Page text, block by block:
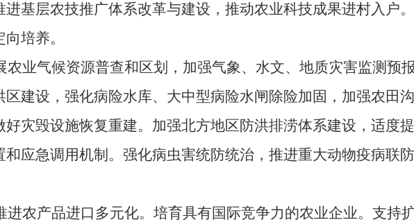
基层农技推广体系改革与建设，推动农业科技成果进村入户
培养。
气候资源普查和区划，加强气象、水文、地质灾害监测预
建设，强化病险水库、大中型病险水闸除险加固，加强农田
灾毁设施恢复重建。加强北方地区防洪排涝体系建设，适度
应急调用机制。强化病虫害统防统治，推进重大动物疫病联
产品进口多元化。培育具有国际竞争力的农业企业。支持